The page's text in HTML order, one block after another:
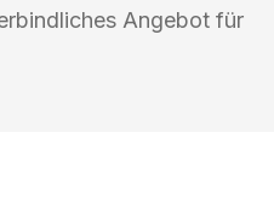
Angebot für